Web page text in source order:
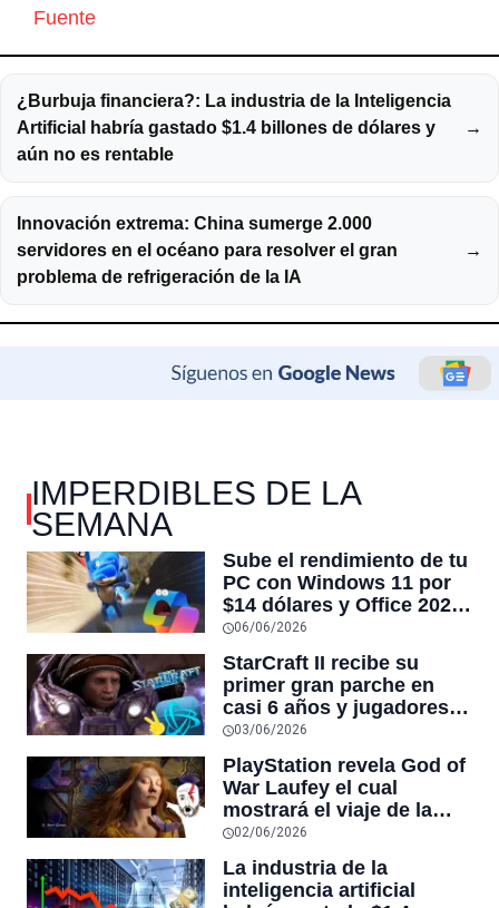
Fuente
¿Burbuja financiera?: La industria de la Inteligencia
Artificial habría gastado $1.4 billones de dólares y
aún no es rentable
→
Innovación extrema: China sumerge 2.000
servidores en el océano para resolver el gran
problema de refrigeración de la IA
→
IMPERDIBLES DE LA
SEMANA
Sube el rendimiento de tu
PC con Windows 11 por
$14 dólares y Office 2024
por $18 en venta
CyberDay
06/06/2026
StarCraft II recibe su
primer gran parche en
casi 6 años y jugadores
dicen que es
“esencialmente un juego
nuevo”
03/06/2026
PlayStation revela God of
War Laufey el cual
mostrará el viaje de la
esposa de Kratos tras su
muerte
02/06/2026
La industria de la
inteligencia artificial